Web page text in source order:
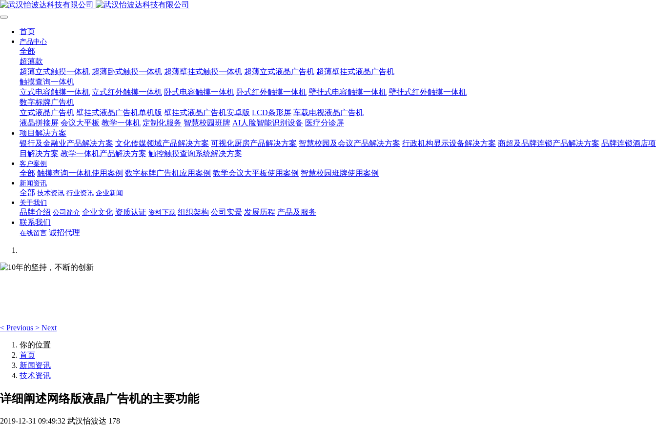
首页
产品中心
全部
超薄款
超薄立式触摸一体机 超薄卧式触摸一体机 超薄壁挂式触摸一体机 超薄立式液晶广告机 超薄壁挂式液晶广告机
触摸查询一体机
立式电容触摸一体机 立式红外触摸一体机 卧式电容触摸一体机 卧式红外触摸一体机 壁挂式电容触摸一体机 壁挂式红外触摸一体机
数字标牌广告机
立式液晶广告机 壁挂式液晶广告机单机版 壁挂式液晶广告机安卓版 LCD条形屏 车载电视液晶广告机
液晶拼接屏 会议大平板 教学一体机 定制化服务 智慧校园班牌 AI人脸智能识别设备 医疗分诊屏
项目解决方案
银行及金融业产品解决方案 文化传媒领域产品解决方案 可视化厨房产品解决方案 智慧校园及会议产品解决方案 行政机构显示设备解决方案 商超及品牌连锁产品解决方案 品牌连锁酒店项
目解决方案 教学一体机产品解决方案 触控触摸查询系统解决方案
客户案例
全部 触摸查询一体机使用案例 数字标牌广告机应用案例 教学会议大平板使用案例 智慧校园班牌使用案例
新闻资讯
全部 技术资讯 行业资讯 企业新闻
关于我们
品牌介绍 公司简介 企业文化 资质认证 资料下载 组织架构 公司实景 发展历程 产品及服务
联系我们
在线留言 诚招代理
< Previous > Next
你的位置
首页
新闻资讯
技术资讯
详细阐述网络版液晶广告机的主要功能
2019-12-31 09:49:32 武汉怡波达 178